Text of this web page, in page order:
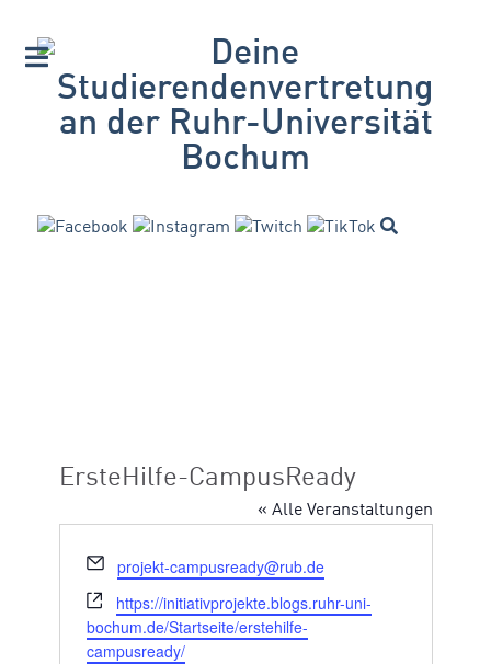
ErsteHilfe-CampusReady
« Alle Veranstaltungen
Email
projekt-campusready@rub.de
Webseite
https://initiativprojekte.blogs.ruhr-uni-
bochum.de/Startseite/erstehilfe-
campusready/